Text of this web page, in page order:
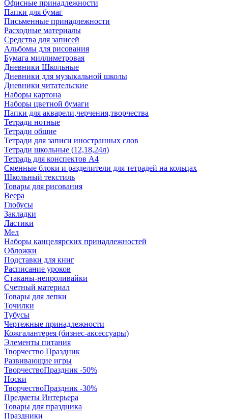
Офисные принадлежности
Папки для бумаг
Письменные принадлежности
Расходные материалы
Средства для записей
Альбомы для рисования
Бумага миллиметровая
Дневники Школьные
Дневники для музыкальной школы
Дневники читательские
Наборы картона
Наборы цветной бумаги
Папки для акварели,черчения,творчества
Тетради нотные
Тетради общие
Тетради для записи иностранных слов
Тетради школьные (12,18,24л)
Тетрадь для конспектов А4
Сменные блоки и разделители для тетрадей на кольцах
Школьный текстиль
Товары для рисования
Веера
Глобусы
Закладки
Ластики
Мел
Наборы канцелярских принадлежностей
Обложки
Подставки для книг
Расписание уроков
Стаканы-непроливайки
Счетный материал
Товары для лепки
Точилки
Тубусы
Чертежные принадлежности
Кожгалантерея (бизнес-аксессуары)
Элементы питания
Творчество Праздник
Развивающие игры
ТворчествоПраздник -50%
Носки
ТворчествоПраздник -30%
Предметы Интерьера
Товары для праздника
Праздники